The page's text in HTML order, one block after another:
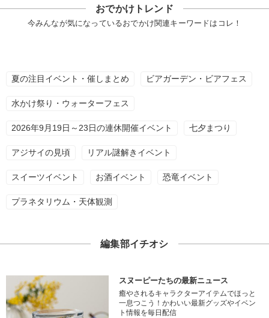
おでかけトレンド
今みんなが気になっているおでかけ関連キーワードはコレ！
夏の注目イベント・催しまとめ ビアガーデン・ビアフェス
水かけ祭り・ウォーターフェス
2026年9月19日～23日の連休開催イベント 七夕まつり
アジサイの見頃 リアル謎解きイベント
スイーツイベント お酒イベント 恐竜イベント
プラネタリウム・天体観測
編集部イチオシ
スヌーピーたちの最新ニュース
癒やされるキャラクターアイテムでほっと
一息つこう！かわいい最新グッズやイベン
ト情報を毎日配信